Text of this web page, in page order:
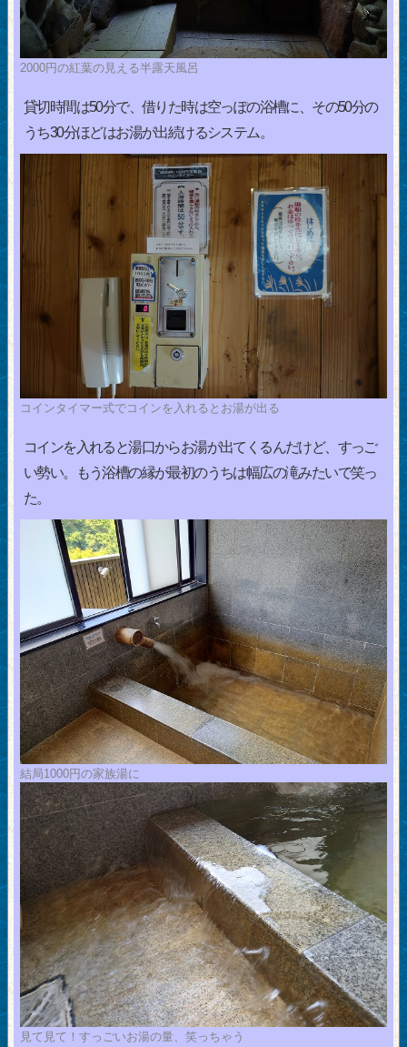
2000円の紅葉の見える半露天風呂
貸切時間は50分で、借りた時は空っぽの浴槽に、その50分の
うち30分ほどはお湯が出続けるシステム。
コインタイマー式でコインを入れるとお湯が出る
コインを入れると湯口からお湯が出てくるんだけど、すっご
い勢い。もう浴槽の縁が最初のうちは幅広の滝みたいで笑っ
た。
結局1000円の家族湯に
見て見て！すっごいお湯の量、笑っちゃう